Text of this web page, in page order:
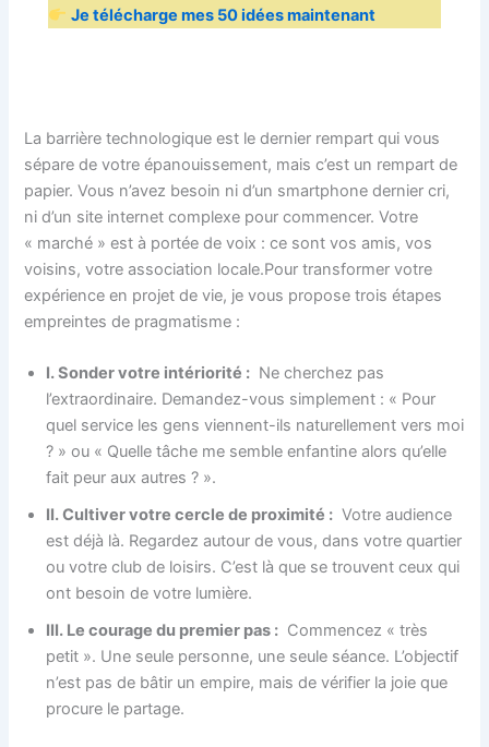
Je télécharge mes 50 idées maintenant
La barrière technologique est le dernier rempart qui vous
sépare de votre épanouissement, mais c’est un rempart de
papier. Vous n’avez besoin ni d’un smartphone dernier cri,
ni d’un site internet complexe pour commencer. Votre
« marché » est à portée de voix : ce sont vos amis, vos
voisins, votre association locale.Pour transformer votre
expérience en projet de vie, je vous propose trois étapes
empreintes de pragmatisme :
I. Sonder votre intériorité : Ne cherchez pas
l’extraordinaire. Demandez-vous simplement : « Pour
quel service les gens viennent-ils naturellement vers moi
? » ou « Quelle tâche me semble enfantine alors qu’elle
fait peur aux autres ? ».
II. Cultiver votre cercle de proximité : Votre audience
est déjà là. Regardez autour de vous, dans votre quartier
ou votre club de loisirs. C’est là que se trouvent ceux qui
ont besoin de votre lumière.
III. Le courage du premier pas : Commencez « très
petit ». Une seule personne, une seule séance. L’objectif
n’est pas de bâtir un empire, mais de vérifier la joie que
procure le partage.